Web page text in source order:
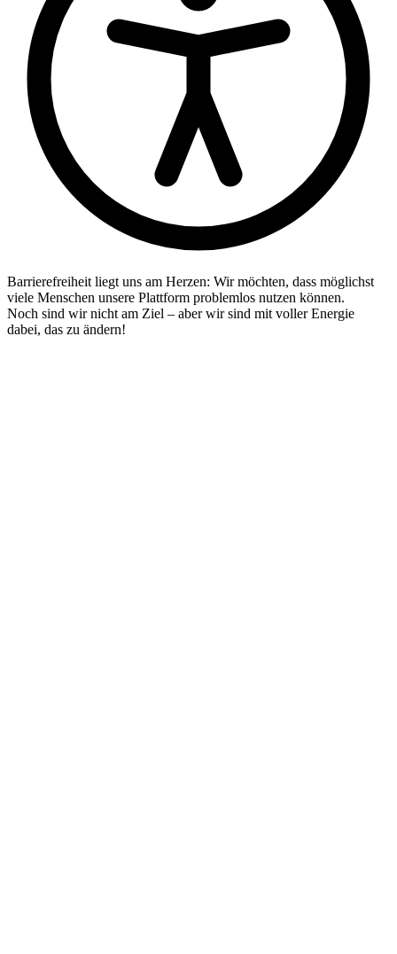
Barrierefreiheit liegt uns am Herzen: Wir möchten, dass möglichst
viele Menschen unsere Plattform problemlos nutzen können.
Noch sind wir nicht am Ziel – aber wir sind mit voller Energie
dabei, das zu ändern!